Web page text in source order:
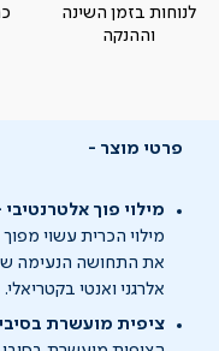
לנוחות בזמן השינה
וההנקה
פרטי מוצר
מילוי פוך
את התחושה הנעימה
אלרגני ואנטי בקטריאלי.
ציפית מועשרת